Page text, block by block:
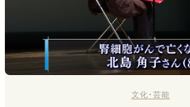
文化･芸能